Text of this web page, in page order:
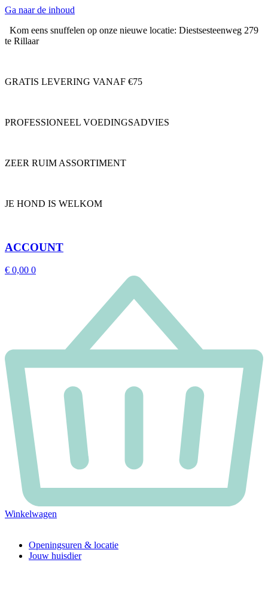
Ga naar de inhoud
Kom eens snuffelen op onze nieuwe locatie: Diestsesteenweg 279
te Rillaar
GRATIS LEVERING VANAF €75
PROFESSIONEEL VOEDINGSADVIES
ZEER RUIM ASSORTIMENT
JE HOND IS WELKOM
ACCOUNT
€ 0,00 0
Winkelwagen
Openingsuren & locatie
Jouw huisdier